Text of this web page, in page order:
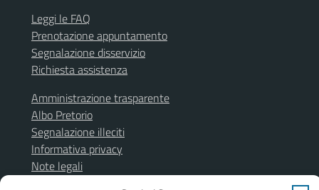
Leggi le FAQ
Prenotazione appuntamento
Segnalazione disservizio
Richiesta assistenza
Amministrazione trasparente
Albo Pretorio
Segnalazione illeciti
Informativa privacy
Note legali